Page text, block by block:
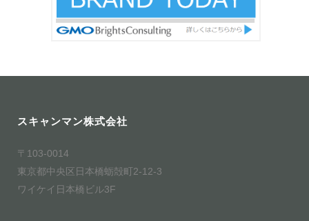
スキャンマン株式会社
〒103-0014
東京都中央区日本橋蛎殻町2-12-3
ワイケイ日本橋ビル3F